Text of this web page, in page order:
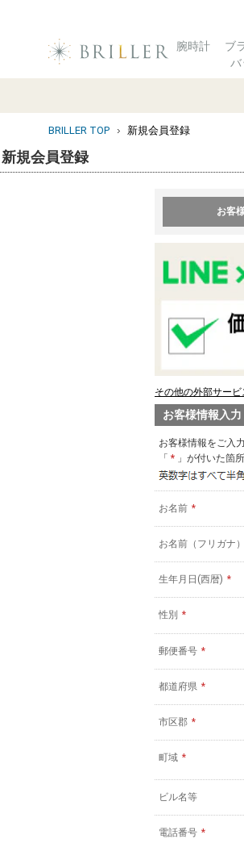
腕時計
ブ
BRILLER TOP 新規会員登録
新規会員登録
お客
その他の外部サー
お客様情報入力
お客様情報をご入
「 * 」が付いた箇
お名前 *
お名前（フリガナ）
生年月日(西暦) *
性別 *
郵便番号 *
都道府県 *
市区郡 *
町域 *
ビル名等
電話番号 *